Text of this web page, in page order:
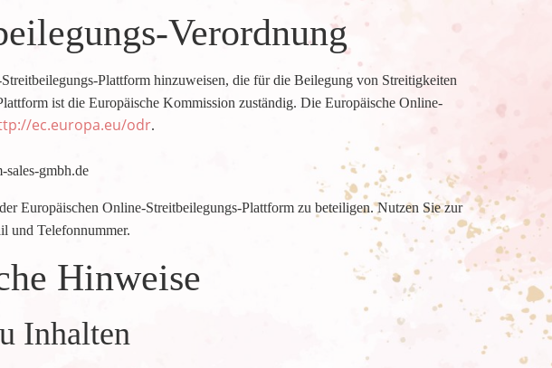
Verordnung
Plattform hinzuweisen, die für die Beilegung von Streitigkeiten
ist die Europäische Kommission zuständig. Die Europäische Online-
ec.europa.eu/odr.
gmbh.de
Europäischen Online-Streitbeilegungs-Plattform zu beteiligen. Nutzen Sie zur
und Telefonnummer.
Hinweise
Inhalten